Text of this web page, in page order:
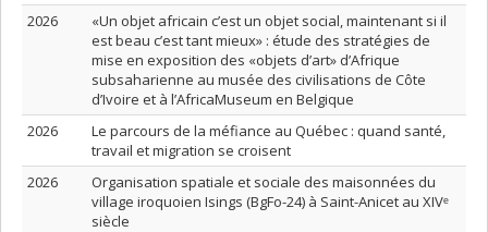
2026
«Un objet africain c’est un objet social, maintenant si il
est beau c’est tant mieux» : étude des stratégies de
mise en exposition des «objets d’art» d’Afrique
subsaharienne au musée des civilisations de Côte
d’Ivoire et à l’AfricaMuseum en Belgique
2026
Le parcours de la méfiance au Québec : quand santé,
travail et migration se croisent
2026
Organisation spatiale et sociale des maisonnées du
village iroquoien Isings (BgFo-24) à Saint-Anicet au XIVᵉ
siècle